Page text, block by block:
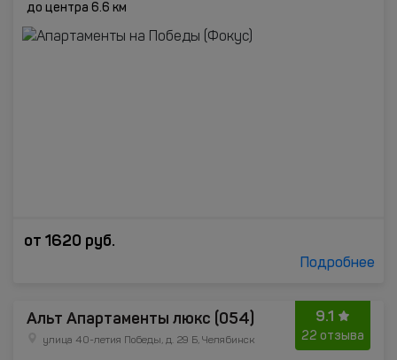
до центра 6.6 км
от 1620 руб.
Подробнее
9.1
22 отзыва
Альт Апартаменты люкс (054)
улица 40-летия Победы, д. 29 Б, Челябинск